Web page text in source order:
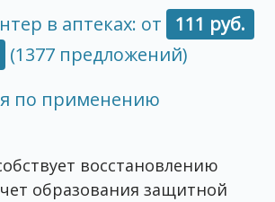
в аптеках: от
111 руб.
(1377 предложений)
по применению
восстановлению
образования защитной